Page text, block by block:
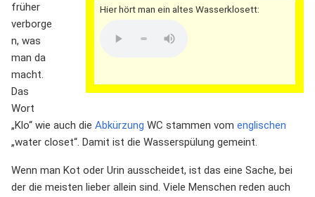
Hier hört man ein altes Wasserklosett:
früher
verborge
n, was
man da
macht.
Das
Wort
„Klo“ wie auch die Abkürzung WC stammen vom englischen
„water closet“. Damit ist die Wasserspülung gemeint.
Wenn man Kot oder Urin ausscheidet, ist das eine Sache, bei
der die meisten lieber allein sind. Viele Menschen reden auch